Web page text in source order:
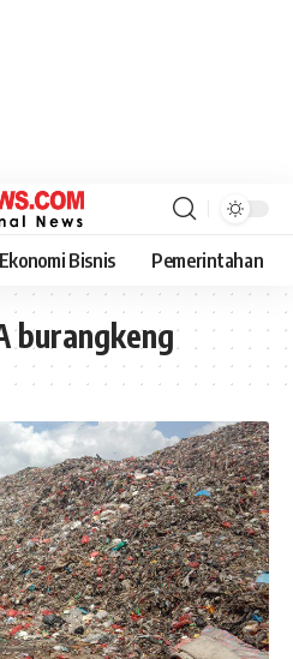
Ekonomi Bisnis Pemerintahan
burangkeng